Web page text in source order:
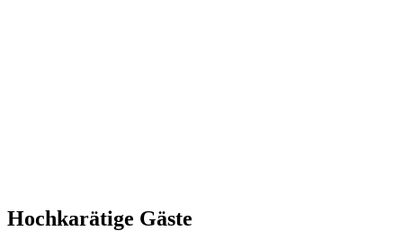
Hochkarätige Gäste